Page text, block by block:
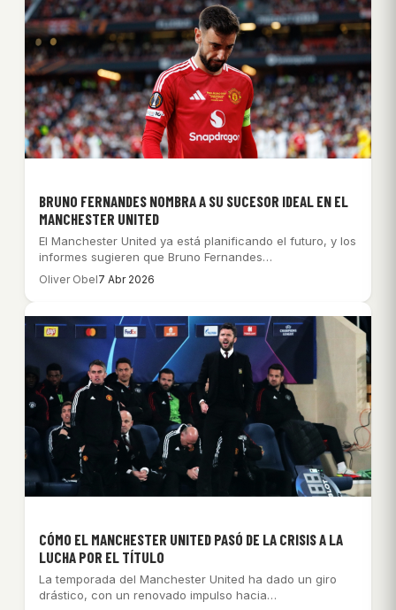
BRUNO FERNANDES NOMBRA A SU SUCESOR IDEAL EN EL
MANCHESTER UNITED
El Manchester United ya está planificando el futuro, y los
informes sugieren que Bruno Fernandes…
Oliver Obel7 Abr 2026
CÓMO EL MANCHESTER UNITED PASÓ DE LA CRISIS A LA
LUCHA POR EL TÍTULO
La temporada del Manchester United ha dado un giro
drástico, con un renovado impulso hacia…